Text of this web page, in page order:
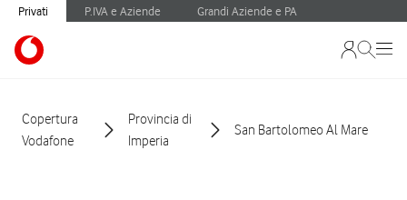
Privati P.IVA e Aziende Grandi Aziende e PA
Copertura
Vodafone
Provincia di
Imperia
San Bartolomeo Al Mare